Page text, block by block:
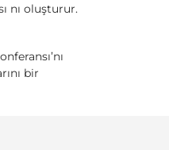
nı oluşturur.
bir